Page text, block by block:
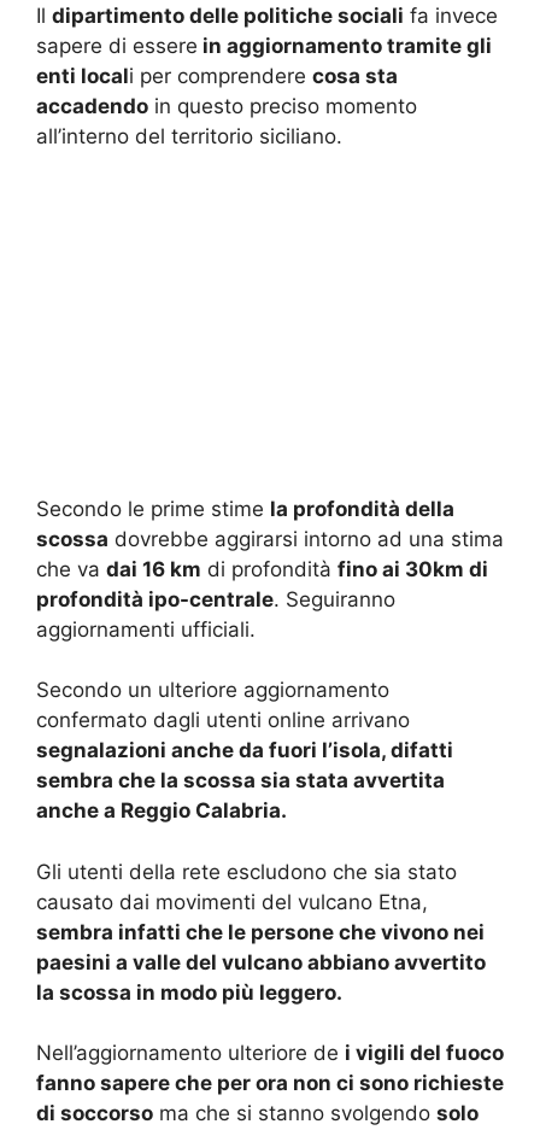
Il dipartimento delle politiche sociali fa invece
sapere di essere in aggiornamento tramite gli
enti locali per comprendere cosa sta
accadendo in questo preciso momento
all’interno del territorio siciliano.
Secondo le prime stime la profondità della
scossa dovrebbe aggirarsi intorno ad una stima
che va dai 16 km di profondità fino ai 30km di
profondità ipo-centrale. Seguiranno
aggiornamenti ufficiali.
Secondo un ulteriore aggiornamento
confermato dagli utenti online arrivano
segnalazioni anche da fuori l’isola, difatti
sembra che la scossa sia stata avvertita
anche a Reggio Calabria.
Gli utenti della rete escludono che sia stato
causato dai movimenti del vulcano Etna,
sembra infatti che le persone che vivono nei
paesini a valle del vulcano abbiano avvertito
la scossa in modo più leggero.
Nell’aggiornamento ulteriore de i vigili del fuoco
fanno sapere che per ora non ci sono richieste
di soccorso ma che si stanno svolgendo solo